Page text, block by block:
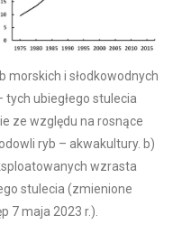
morskich i słodkowodnych
tych ubiegłego stulecia
ze względu na rosnące
ryb – akwakultury. b)
wzrasta
stulecia (zmienione
7 maja 2023 r.).